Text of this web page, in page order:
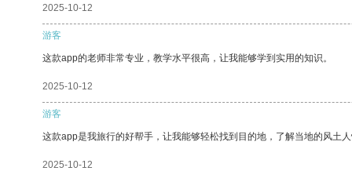
2025-10-12
游客
这款app的老师非常专业，教学水平很高，让我能够学到实用的知识。
2025-10-12
游客
这款app是我旅行的好帮手，让我能够轻松找到目的地，了解当地的风土
2025-10-12